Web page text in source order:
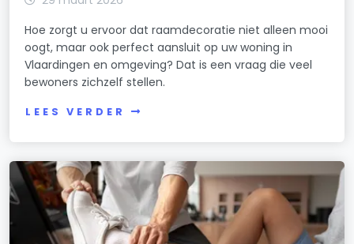
Hoe zorgt u ervoor dat raamdecoratie niet alleen mooi
oogt, maar ook perfect aansluit op uw woning in
Vlaardingen en omgeving? Dat is een vraag die veel
bewoners zichzelf stellen.
LEES VERDER